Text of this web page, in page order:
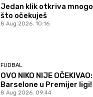
Jedan klik otkriva
što očekuješ
8 Aug 2026. 10:16
FUDBAL
OVO NIKO NIJE
Barselone u Premijer ligi!
8 Aug 2026. 09:44